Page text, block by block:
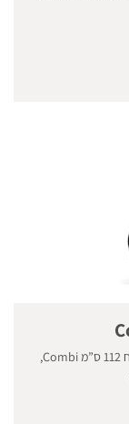
לטרקטורוני RC 318T ו-RC 320Ts AWD שולחן כיסוח 112 ס”מ Combi,